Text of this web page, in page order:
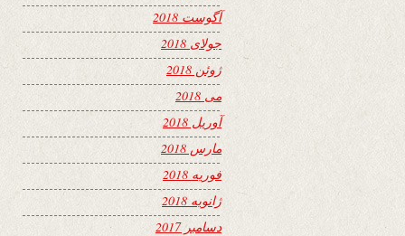
آگوست 2018
جولای 2018
ژوئن 2018
می 2018
آوریل 2018
مارس 2018
فوریه 2018
ژانویه 2018
دسامبر 2017